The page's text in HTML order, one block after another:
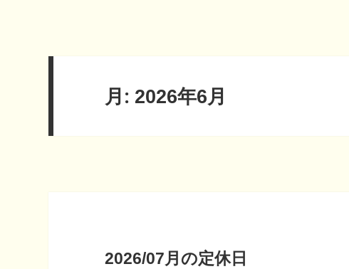
月: 2026年6月
2026/07月の定休日